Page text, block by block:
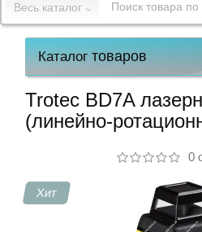
15
работы
Весь каталог
Каталогтоваров
Trotec BD7A
(линейно-
0
Хит